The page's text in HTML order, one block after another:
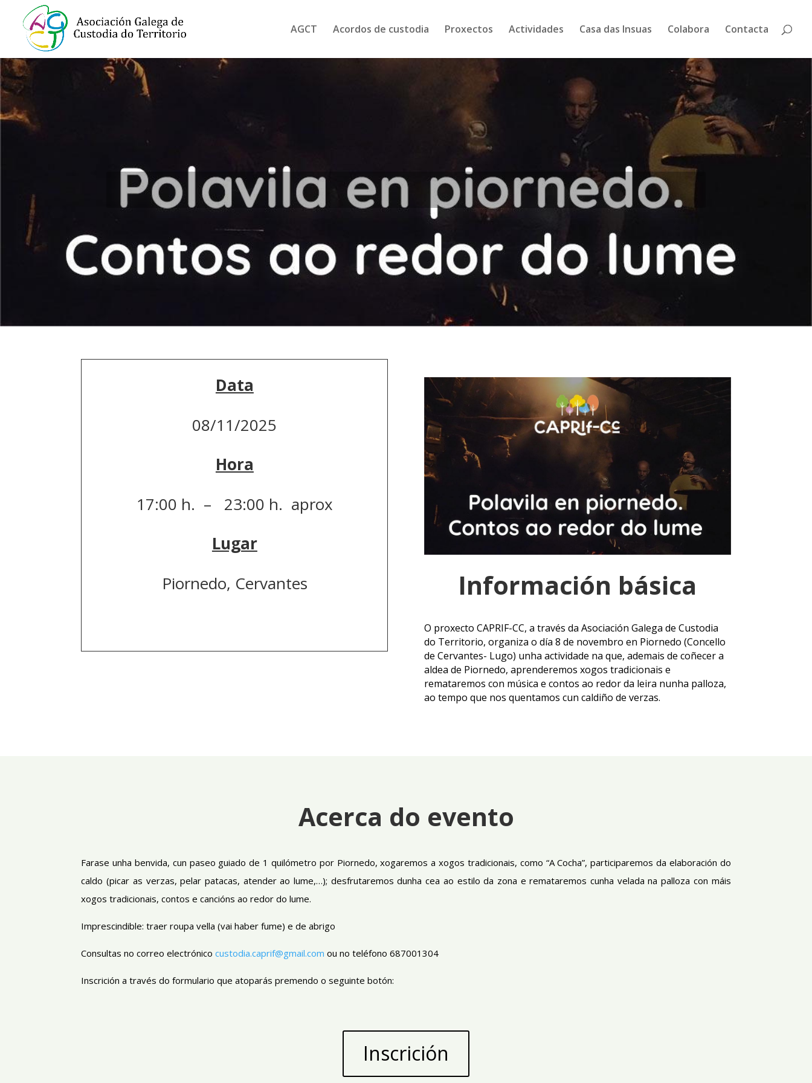
AGCT Acordos de custodia Proxectos Actividades Casa das Insuas Colabora Contacta
Data
08/11/2025
Hora
17:00 h. – 23:00 h. aprox
Lugar
Piornedo, Cervantes
Información básica
O proxecto CAPRIF-CC, a través da Asociación Galega de Custodia
do Territorio, organiza o día 8 de novembro en Piornedo (Concello
de Cervantes- Lugo) unha actividade na que, ademais de coñecer a
aldea de Piornedo, aprenderemos xogos tradicionais e
remataremos con música e contos ao redor da leira nunha palloza,
ao tempo que nos quentamos cun caldiño de verzas.
Acerca do evento
Farase unha benvida, cun paseo guiado de 1 quilómetro por Piornedo, xogaremos a xogos tradicionais, como “A Cocha”, participaremos da elaboración do
caldo (picar as verzas, pelar patacas, atender ao lume,…); desfrutaremos dunha cea ao estilo da zona e remataremos cunha velada na palloza con máis
xogos tradicionais, contos e cancións ao redor do lume.
Imprescindible: traer roupa vella (vai haber fume) e de abrigo
Consultas no correo electrónicocustodia.caprif@gmail.com ou no teléfono 687001304
Inscrición a través do formulario que atoparás premendo o seguinte botón:
Inscrición